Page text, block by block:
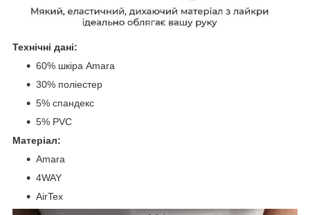
Технічні дані:
60% шкіра Amara
30% поліестер
5% спандекс
5% PVC
Матеріал:
Amara
4WAY
AirTex